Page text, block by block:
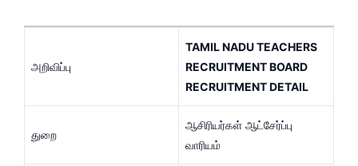
அறிவிப்பு
TAMIL NADU TEACHERS
RECRUITMENT BOARD
RECRUITMENT DETAIL
துறை
ஆசிரியர்கள் ஆட்சேர்ப்பு
வாரியம்